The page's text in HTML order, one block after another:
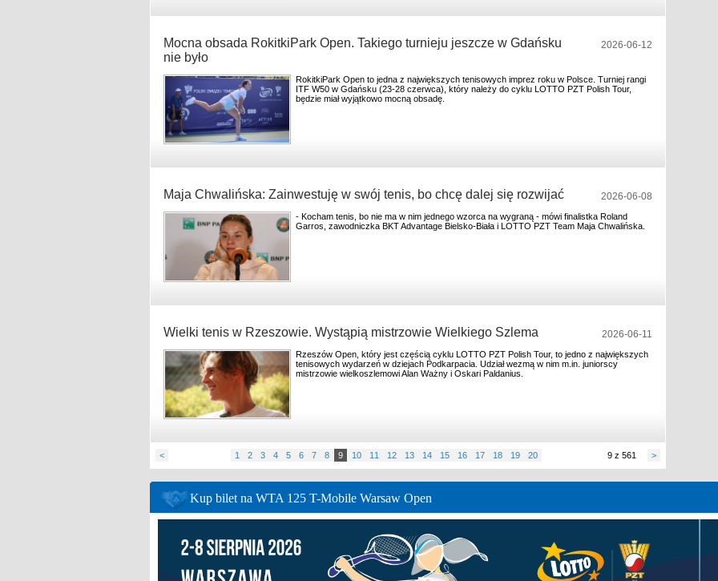
Mocna obsada RokitkiPark Open. Takiego turnieju jeszcze w Gdańsku
nie było
2026-06-12
RokitkiPark Open to jedna z największych tenisowych imprez roku w Polsce. Turniej rangi
ITF W50 w Gdańsku (23-28 czerwca), który należy do cyklu LOTTO PZT Polish Tour,
będzie miał wyjątkowo mocną obsadę.
Maja Chwalińska: Zainwestuję w swój tenis, bo chcę dalej się rozwijać 2026-06-08
- Kocham tenis, bo nie ma w nim jednego wzorca na wygraną - mówi finalistka Roland
Garros, zawodniczka BKT Advantage Bielsko-Biała i LOTTO PZT Team Maja Chwalińska.
Wielki tenis w Rzeszowie. Wystąpią mistrzowie Wielkiego Szlema 2026-06-11
Rzeszów Open, który jest częścią cyklu LOTTO PZT Polish Tour, to jedno z największych
tenisowych wydarzeń w dziejach Podkarpacia. Udział wezmą w nim m.in. juniorscy
mistrzowie wielkoszlemowi Alan Ważny i Oskari Paldanius.
< 1 2 3 4 5 6 7 8 9 10 11 12 13 14 15 16 17 18 19 20 >
9 z 561
Kup bilet na WTA 125 T-Mobile Warsaw Open